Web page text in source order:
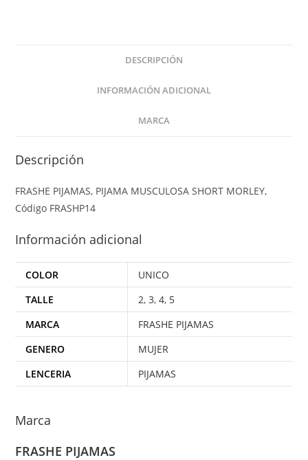
DESCRIPCIÓN
INFORMACIÓN ADICIONAL
MARCA
Descripción
FRASHE PIJAMAS, PIJAMA MUSCULOSA SHORT MORLEY,
Código FRASHP14
Información adicional
COLOR
UNICO
TALLE
2,3,4, 5
MARCA
FRASHE PIJAMAS
GENERO
MUJER
LENCERIA
PIJAMAS
Marca
FRASHE PIJAMAS